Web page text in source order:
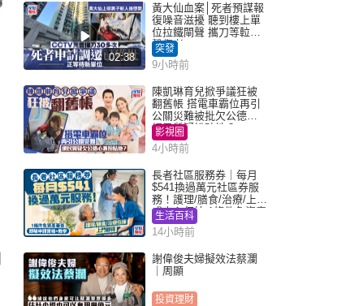
02:38
黃大仙血案│死者預謀報
復噪音滋擾 聽到樓上單
位拉鐵閘聲 攜刀等𨋢伏
擊傷者
突發
9小時前
陳凱琳育兒掀爭議狂被
翻舊帳 搭電車霸位再引
公關災難被批欠公德心
網民質疑扮貼地？
影視圈
4小時前
長者社區服務券｜每月
$541換過萬元社區券服
務！護理/膳食/治療/上門
或中心任揀 1條件免資產
審查（附申請資格及教
學）
生活百科
14小時前
謝偉俊夫婦擬效法蔡瀾
｜周顯
投資理財